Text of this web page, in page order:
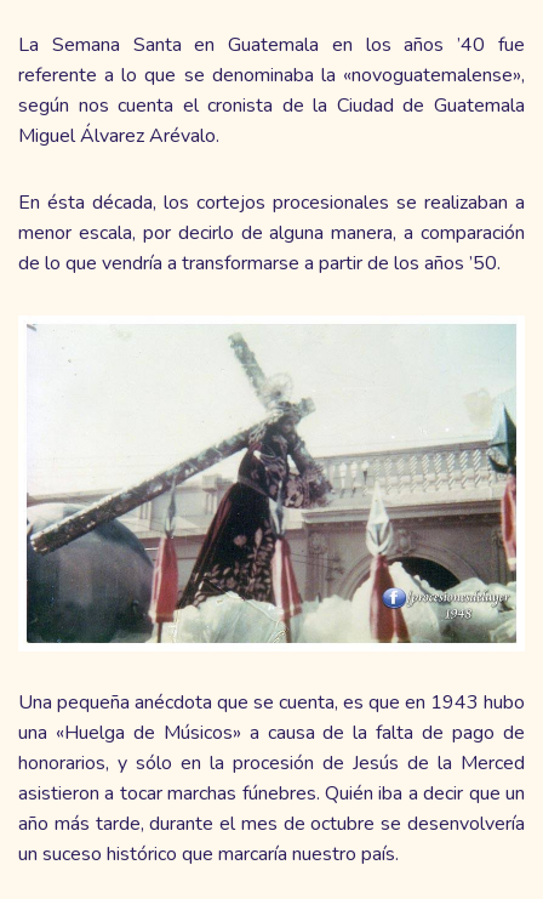
La Semana Santa en Guatemala en los años ’40 fue
referente a lo que se denominaba la «novoguatemalense»,
según nos cuenta el cronista de la Ciudad de Guatemala
Miguel Álvarez Arévalo.
En ésta década, los cortejos procesionales se realizaban a
menor escala, por decirlo de alguna manera, a comparación
de lo que vendría a transformarse a partir de los años ’50.
Una pequeña anécdota que se cuenta, es que en 1943 hubo
una «Huelga de Músicos» a causa de la falta de pago de
honorarios, y sólo en la procesión de Jesús de la Merced
asistieron a tocar marchas fúnebres. Quién iba a decir que un
año más tarde, durante el mes de octubre se desenvolvería
un suceso histórico que marcaría nuestro país.